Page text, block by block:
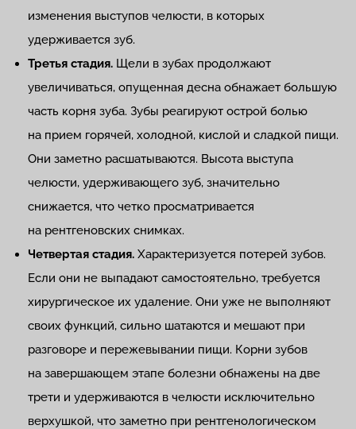
изменения выступов челюсти, в которых
удерживается зуб.
Третья стадия. Щели в зубах продолжают
увеличиваться, опущенная десна обнажает большую
часть корня зуба. Зубы реагируют острой болью
на прием горячей, холодной, кислой и сладкой пищи.
Они заметно расшатываются. Высота выступа
челюсти, удерживающего зуб, значительно
снижается, что четко просматривается
на рентгеновских снимках.
Четвертая стадия. Характеризуется потерей зубов.
Если они не выпадают самостоятельно, требуется
хирургическое их удаление. Они уже не выполняют
своих функций, сильно шатаются и мешают при
разговоре и пережевывании пищи. Корни зубов
на завершающем этапе болезни обнажены на две
трети и удерживаются в челюсти исключительно
верхушкой, что заметно при рентгенологическом